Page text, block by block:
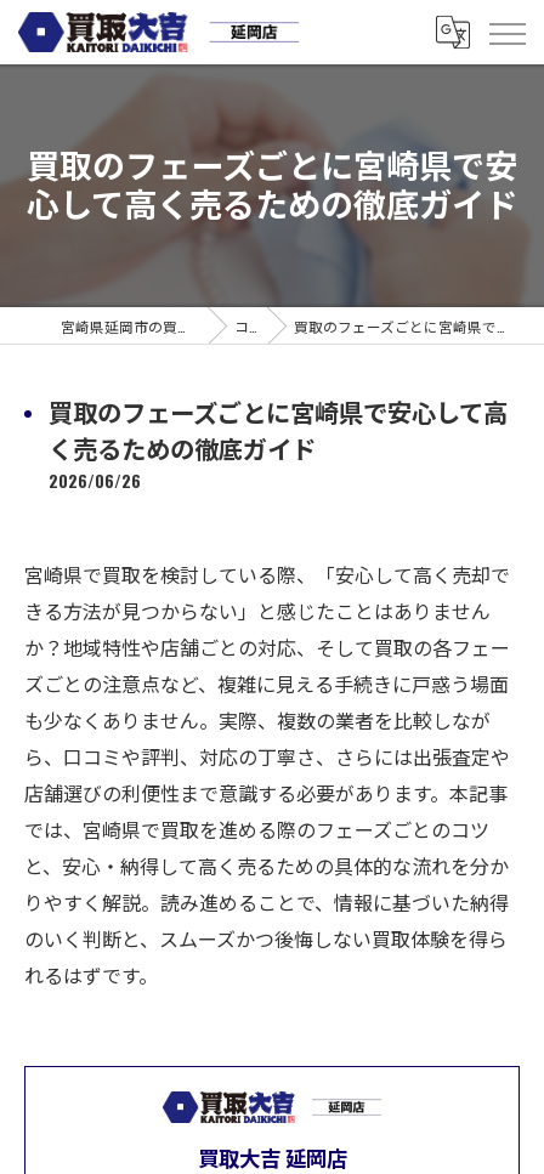
買取のフェーズごとに宮崎県で安
心して高く売るための徹底ガイド
コラム 買取のフェーズごとに宮崎県で安心して高く売るための徹底ガイド
買取のフェーズごとに宮崎県で安心して高
く売るための徹底ガイド
2026/06/26
宮崎県で買取を検討している際、「安心して高く売却で
きる方法が見つからない」と感じたことはありません
か？地域特性や店舗ごとの対応、そして買取の各フェー
ズごとの注意点など、複雑に見える手続きに戸惑う場面
も少なくありません。実際、複数の業者を比較しなが
ら、口コミや評判、対応の丁寧さ、さらには出張査定や
店舗選びの利便性まで意識する必要があります。本記事
では、宮崎県で買取を進める際のフェーズごとのコツ
と、安心・納得して高く売るための具体的な流れを分か
りやすく解説。読み進めることで、情報に基づいた納得
のいく判断と、スムーズかつ後悔しない買取体験を得ら
れるはずです。
買取大吉 延岡店